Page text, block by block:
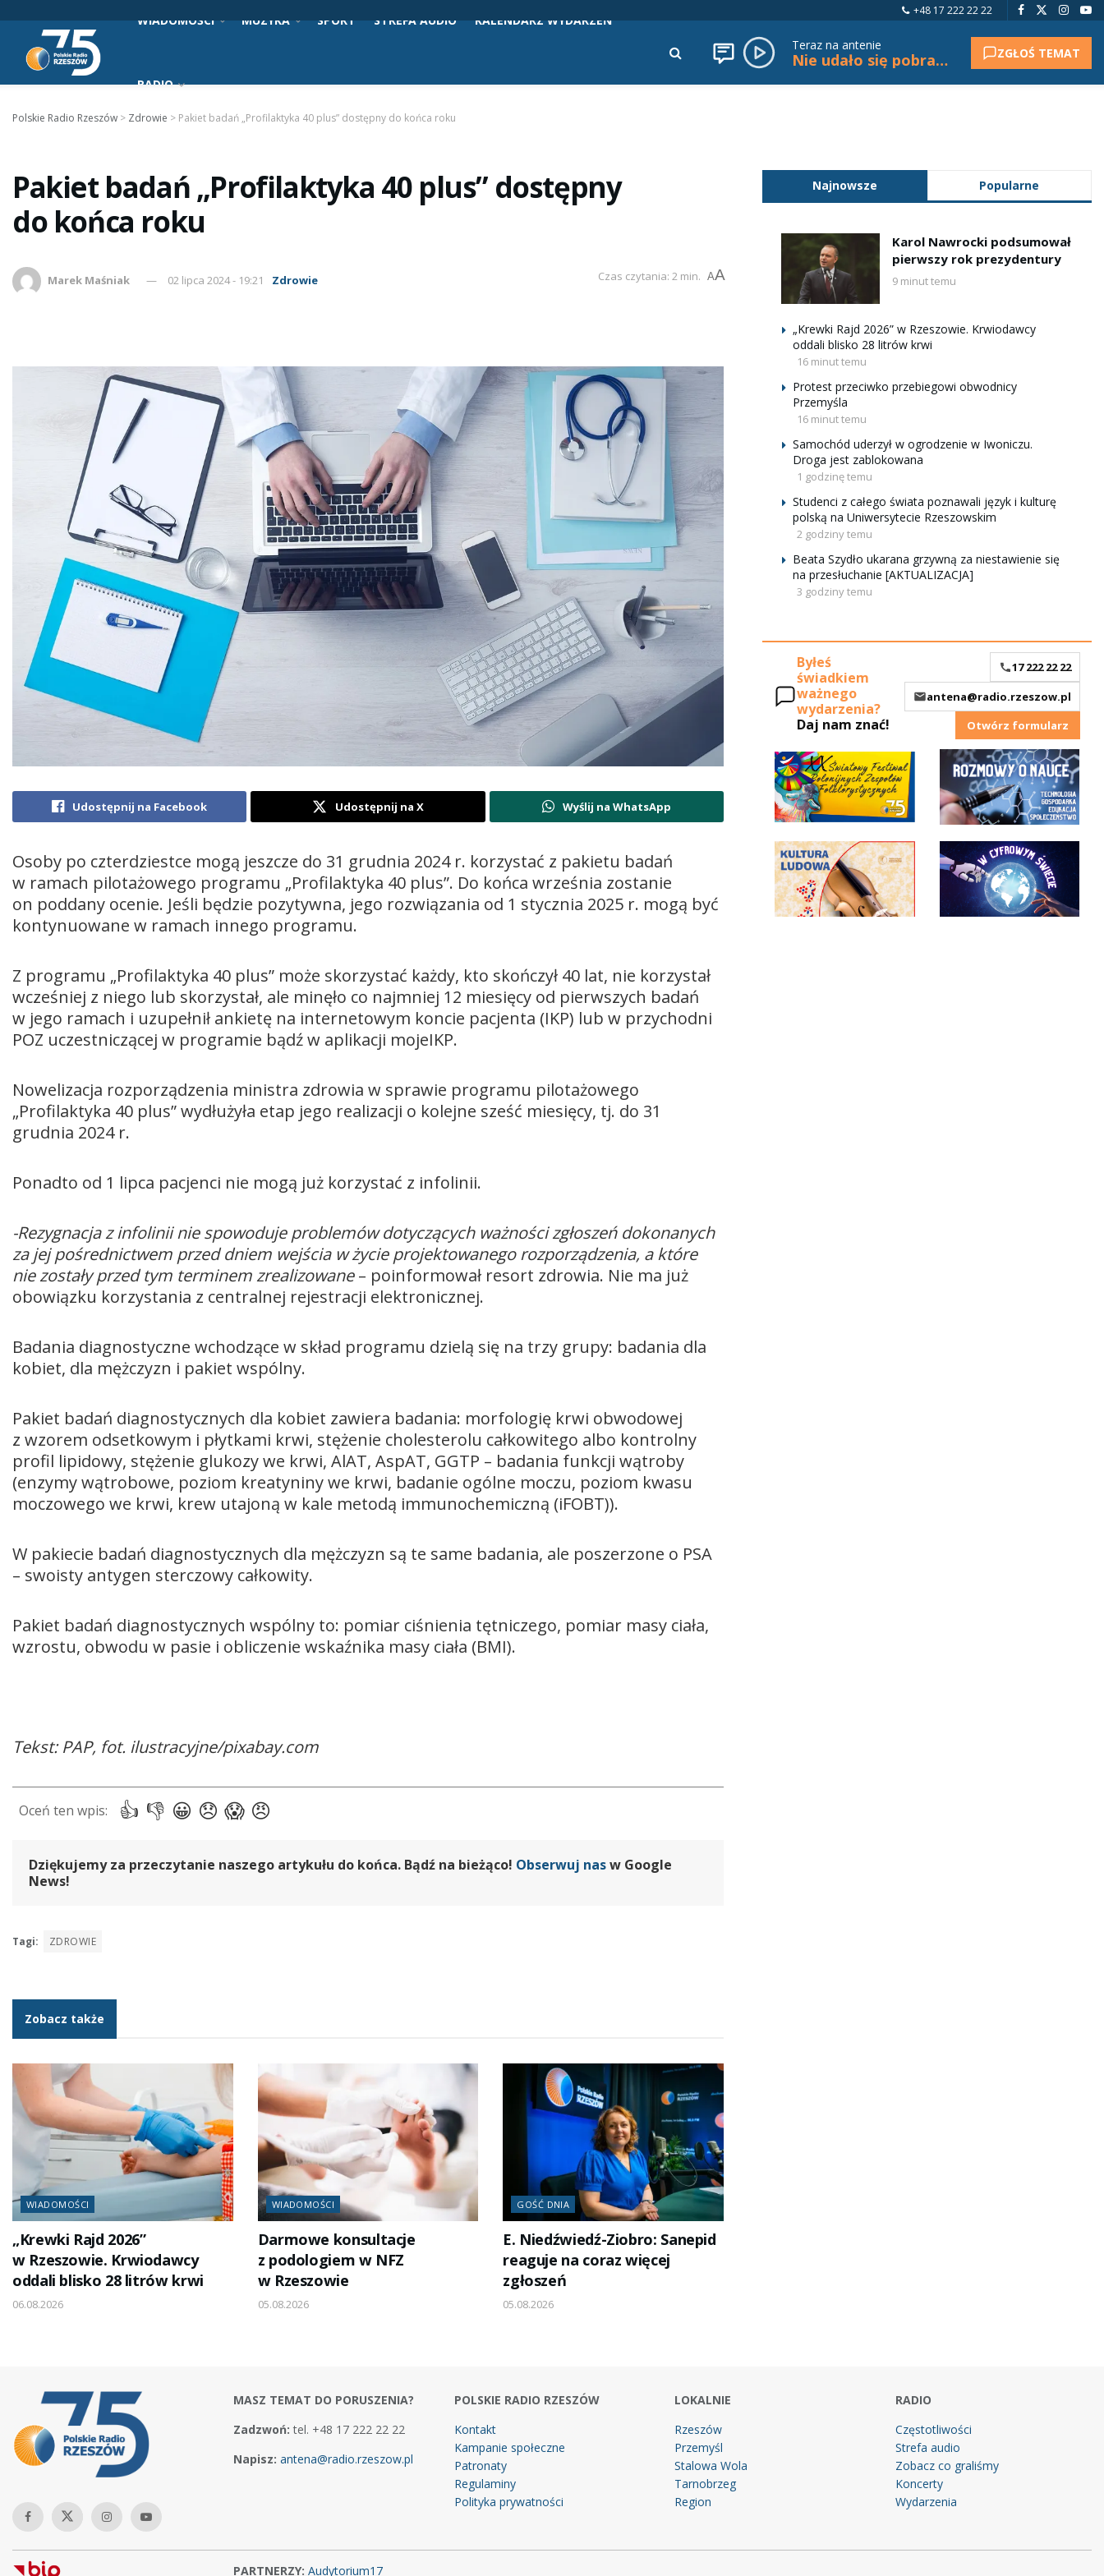
+48 17 222 22 22
WIADOMOŚCI MUZYKA SPORT STREFA AUDIO KALENDARZ WYDARZEŃ
RADIO
Teraz na antenie
Nie udało się pobrać tytułu. ZGŁOŚ TEMAT
Polskie Radio Rzeszów > Zdrowie > Pakiet badań „Profilaktyka 40 plus” dostępny do końca roku
Pakiet badań „Profilaktyka 40 plus” dostępny
do końca roku
Marek Maśniak 02 lipca 2024 - 19:21 Zdrowie Czas czytania: 2 min. AA
Udostępnij na Facebook Udostępnij na X Wyślij na WhatsApp
Osoby po czterdziestce mogą jeszcze do 31 grudnia 2024 r. korzystać z pakietu badań
w ramach pilotażowego programu „Profilaktyka 40 plus”. Do końca września zostanie
on poddany ocenie. Jeśli będzie pozytywna, jego rozwiązania od 1 stycznia 2025 r. mogą być
kontynuowane w ramach innego programu.
Z programu „Profilaktyka 40 plus” może skorzystać każdy, kto skończył 40 lat, nie korzystał
wcześniej z niego lub skorzystał, ale minęło co najmniej 12 miesięcy od pierwszych badań
w jego ramach i uzupełnił ankietę na internetowym koncie pacjenta (IKP) lub w przychodni
POZ uczestniczącej w programie bądź w aplikacji mojeIKP.
Nowelizacja rozporządzenia ministra zdrowia w sprawie programu pilotażowego
„Profilaktyka 40 plus” wydłużyła etap jego realizacji o kolejne sześć miesięcy, tj. do 31
grudnia 2024 r.
Ponadto od 1 lipca pacjenci nie mogą już korzystać z infolinii.
-Rezygnacja z infolinii nie spowoduje problemów dotyczących ważności zgłoszeń dokonanych
za jej pośrednictwem przed dniem wejścia w życie projektowanego rozporządzenia, a które
nie zostały przed tym terminem zrealizowane– poinformował resort zdrowia. Nie ma już
obowiązku korzystania z centralnej rejestracji elektronicznej.
Badania diagnostyczne wchodzące w skład programu dzielą się na trzy grupy: badania dla
kobiet, dla mężczyzn i pakiet wspólny.
Pakiet badań diagnostycznych dla kobiet zawiera badania: morfologię krwi obwodowej
z wzorem odsetkowym i płytkami krwi, stężenie cholesterolu całkowitego albo kontrolny
profil lipidowy, stężenie glukozy we krwi, AlAT, AspAT, GGTP – badania funkcji wątroby
(enzymy wątrobowe, poziom kreatyniny we krwi, badanie ogólne moczu, poziom kwasu
moczowego we krwi, krew utajoną w kale metodą immunochemiczną (iFOBT)).
W pakiecie badań diagnostycznych dla mężczyzn są te same badania, ale poszerzone o PSA
– swoisty antygen sterczowy całkowity.
Pakiet badań diagnostycznych wspólny to: pomiar ciśnienia tętniczego, pomiar masy ciała,
wzrostu, obwodu w pasie i obliczenie wskaźnika masy ciała (BMI).
Tekst: PAP, fot. ilustracyjne/pixabay.com
Dziękujemy za przeczytanie naszego artykułu do końca. Bądź na bieżąco! Obserwuj nasw Google
News!
Tagi: ZDROWIE
Zobacz także
WIADOMOŚCI
„Krewki Rajd 2026”
w Rzeszowie. Krwiodawcy
oddali blisko 28 litrów krwi
06.08.2026
WIADOMOŚCI
Darmowe konsultacje
z podologiem w NFZ
w Rzeszowie
05.08.2026
GOŚĆ DNIA
E. Niedźwiedź-Ziobro: Sanepid
reaguje na coraz więcej
zgłoszeń
05.08.2026
Najnowsze Popularne
Karol Nawrocki podsumował
pierwszy rok prezydentury
9 minut temu
„Krewki Rajd 2026” w Rzeszowie. Krwiodawcy
oddali blisko 28 litrów krwi
16 minut temu
Protest przeciwko przebiegowi obwodnicy
Przemyśla
16 minut temu
Samochód uderzył w ogrodzenie w Iwoniczu.
Droga jest zablokowana
1 godzinę temu
Studenci z całego świata poznawali język i kulturę
polską na Uniwersytecie Rzeszowskim
2 godziny temu
Beata Szydło ukarana grzywną za niestawienie się
na przesłuchanie [AKTUALIZACJA]
3 godziny temu
Byłeś
świadkiem
ważnego
wydarzenia?
Daj nam znać!
17 222 22 22
antena@radio.rzeszow.pl
Otwórz formularz
MASZ TEMAT DO PORUSZENIA?
Zadzwoń: tel. +48 17 222 22 22
Napisz: antena@radio.rzeszow.pl
POLSKIE RADIO RZESZÓW
Kontakt
Kampanie społeczne
Patronaty
Regulaminy
Polityka prywatności
LOKALNIE
Rzeszów
Przemyśl
Stalowa Wola
Tarnobrzeg
Region
RADIO
Częstotliwości
Strefa audio
Zobacz co graliśmy
Koncerty
Wydarzenia
PARTNERZY: Audytorium17